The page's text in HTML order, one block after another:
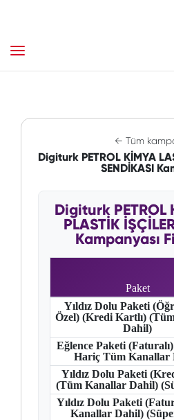
← Tüm
Digiturk PETROL KİMYA
SENDİKASI
Digiturk PETROL
PLASTİK
Kampanyası
Paket
Yıldız Dolu Paketi
Özel) (Kredi Kartlı)
Dahil)
Eğlence Paketi
Hariç Tüm Kanallar
Yıldız Dolu Paketi
(Tüm Kanallar Dahil)
Yıldız Dolu Paketi
Kanallar Dahil)